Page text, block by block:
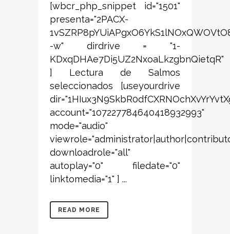
[wbcr_php_snippet id="1501"
presenta="2PACX-
-w" dirdrive = "1-
KDxqDHAe7Di5UZ2NxoaLkzgbnQietqR"
] Lectura de Salmos
seleccionados [useyourdrive
account="107227784640418932993"
mode="audio"
downloadrole="all"
autoplay="0" filedate="0"
linktomedia="1" ] ...
READ MORE